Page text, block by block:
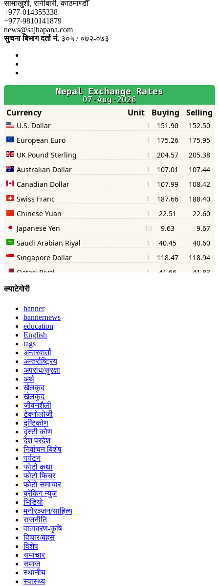
सामाखुशी, रानीबारी, काठमाण्डौँ
+977-014355338
+977-9810141879
news@sajhapana.com
सुचना बिभाग दर्ता नं. ३०५ / ०७२-०७३
क्याटेगोरी
banner
bannernews
education
English
tags
अन्तरवार्ता
अन्तर्राष्ट्रिय
अपराध/सुरक्षा
अर्थ
खेलकुद
खेलकुद
जीवनशैली
टेक्नोलोजी
दृष्टिकोण
दृस्टी कोण
देश परदेश
निर्वाचन बिशेष
पर्यटन
फोटो कथा
फोटो फिचर
फोटो समाचार
ब्रेकिंग न्युज
भिडियो
मनोरञ्जन/साहित्य
राजनीति
वातावरण-कृषि
विचार/बहस
विशेष
समाचार
समाज
स्थानीय
स्वास्थ्य